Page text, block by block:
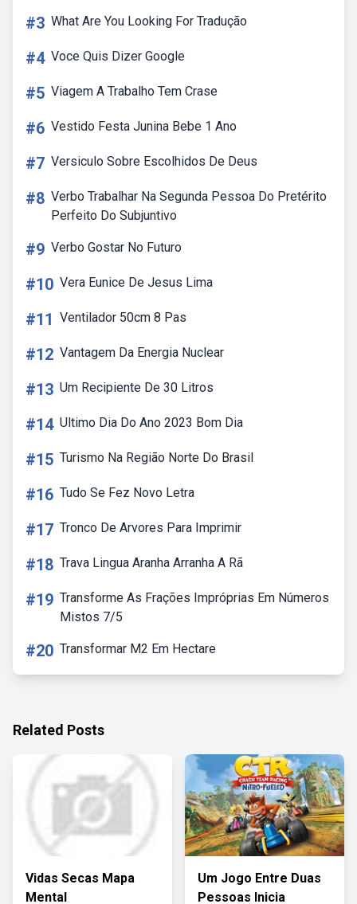
#3 What Are You Looking For Tradução
#4 Voce Quis Dizer Google
#5 Viagem A Trabalho Tem Crase
#6 Vestido Festa Junina Bebe 1 Ano
#7 Versiculo Sobre Escolhidos De Deus
#8 Verbo Trabalhar Na Segunda Pessoa Do Pretérito
Perfeito Do Subjuntivo
#9 Verbo Gostar No Futuro
#10 Vera Eunice De Jesus Lima
#11 Ventilador 50cm 8 Pas
#12 Vantagem Da Energia Nuclear
#13 Um Recipiente De 30 Litros
#14 Ultimo Dia Do Ano 2023 Bom Dia
#15 Turismo Na Região Norte Do Brasil
#16 Tudo Se Fez Novo Letra
#17 Tronco De Arvores Para Imprimir
#18 Trava Lingua Aranha Arranha A Rã
#19 Transforme As Frações Impróprias Em Números
Mistos 7/5
#20 Transformar M2 Em Hectare
Related Posts
Vidas Secas Mapa
Mental
Um Jogo Entre Duas
Pessoas Inicia